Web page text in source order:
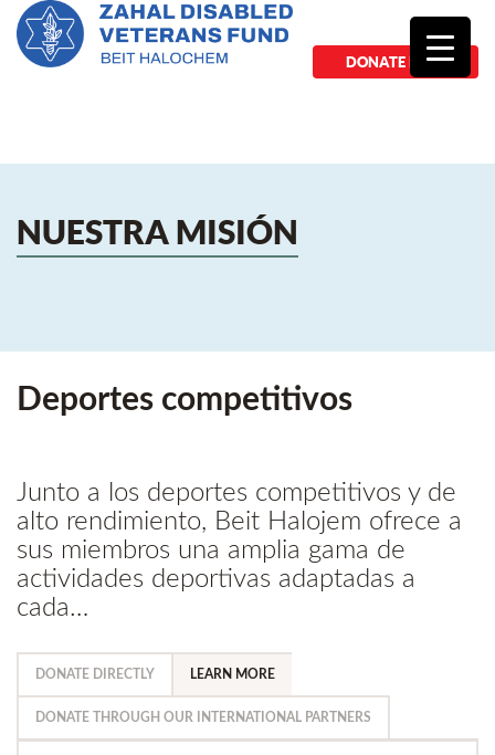
DONATE NOW
NUESTRA MISIÓN
Deportes competitivos
Junto a los deportes competitivos y de
alto rendimiento, Beit Halojem ofrece a
sus miembros una amplia gama de
actividades deportivas adaptadas a
cada…
DONATE DIRECTLY LEARN MORE
DONATE THROUGH OUR INTERNATIONAL PARTNERS